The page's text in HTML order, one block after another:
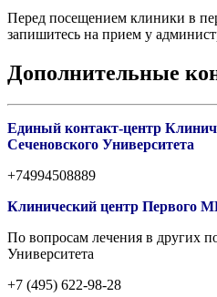
Перед посещением клиники в
запишитесь на прием у
Дополнительные
Единый контакт-центр
Сеченовского Университета
+74994508889
Клинический центр Первого
По вопросам лечения в других
Университета
+7 (495) 622-98-28